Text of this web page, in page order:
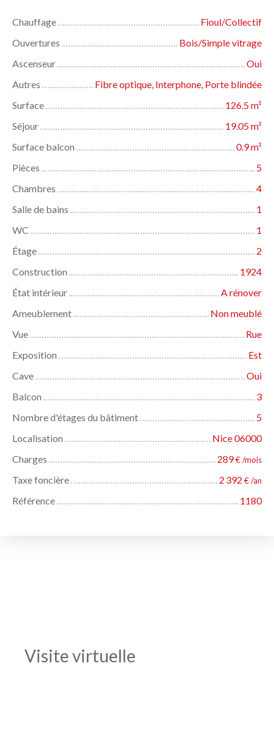
Chauffage
Fioul/Collectif
Ouvertures
Bois/Simple vitrage
Ascenseur
Oui
Autres
Fibre optique, Interphone, Porte blindée
Surface
126.5m²
Séjour
19.05m²
Surface balcon
0.9m²
Pièces
5
Chambres
4
Salle de bains
1
WC
1
Étage
2
Construction
1924
État intérieur
A rénover
Ameublement
Non meublé
Vue
Rue
Exposition
Est
Cave
Oui
Balcon
3
Nombre d'étages du bâtiment
5
Localisation
Nice 06000
Charges
289€ /mois
Taxe foncière 2 392 € /an
Référence 1180
Visite virtuelle